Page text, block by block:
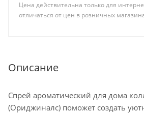
Цена действительна только для
отличаться от цен в розничных
Описание
Спрей ароматический для дома
(Ориджиналс) поможет создать